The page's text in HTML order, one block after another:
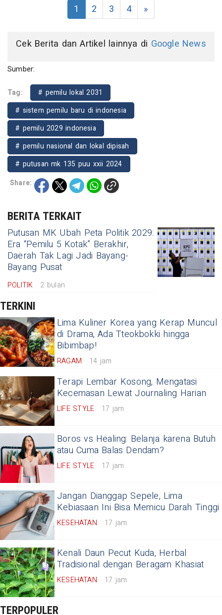
1 2 3 4 »
Cek Berita dan Artikel lainnya di Google News
Sumber:
Tag:
# pemilu lokal 2031
# sistem pemilu baru di indonesia
# pemilu 2029 indonesia
# pemilu nasional dan lokal dipisah
# putusan mk 135 puu xxii 2024
Share:
BERITA TERKAIT
Putusan MK Ubah Peta Politik 2029:
Era “Pemilu 5 Kotak” Berakhir,
Daerah Tak Lagi Jadi Bayang-
Bayang Pusat
POLITIK 2 bulan
TERKINI
Lima Kuliner Korea yang Kerap Muncul
di Drama, Ada Tteokbokki hingga
Bibimbap!
RAGAM 14 jam
Terapi Lembar Kosong, Mengatasi
Kecemasan Lewat Journaling Harian
LIFE STYLE 17 jam
Boros vs Healing: Belanja karena Butuh
atau Cuma Balas Dendam?
LIFE STYLE 17 jam
Jangan Dianggap Sepele, Lima
Kebiasaan Ini Bisa Memicu Darah Tinggi
KESEHATAN 17 jam
Kenali Daun Pecut Kuda, Herbal
Tradisional dengan Beragam Khasiat
KESEHATAN 17 jam
TERPOPULER